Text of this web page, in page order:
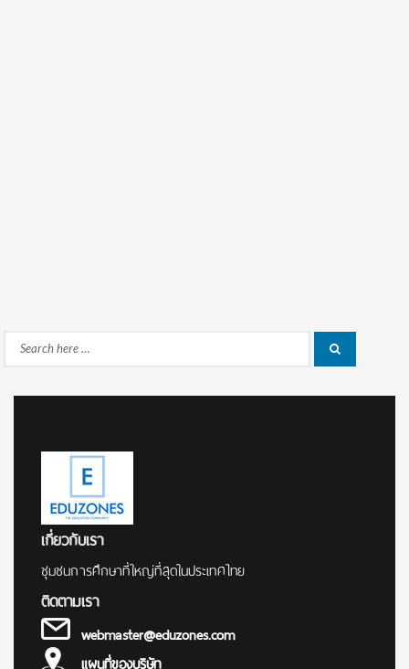
Search
เกี่ยวกับเรา
ชุมชนการศึกษาที่ใหญ่ที่สุดในประเทศไทย
ติดตามเรา
webmaster@eduzones.com